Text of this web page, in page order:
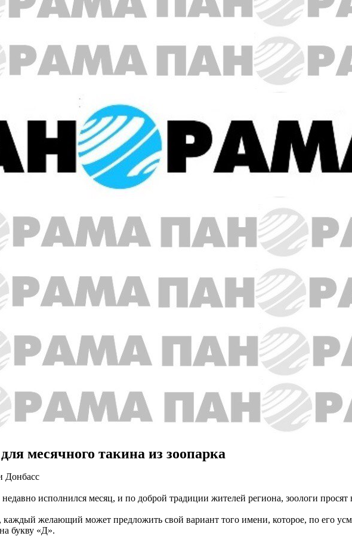
месячного такина из зоопарка
Донбасс
исполнился месяц, и по доброй традиции жителей региона, зоологи
желающий может предложить свой вариант того имени, которое, по его
букву «Д».